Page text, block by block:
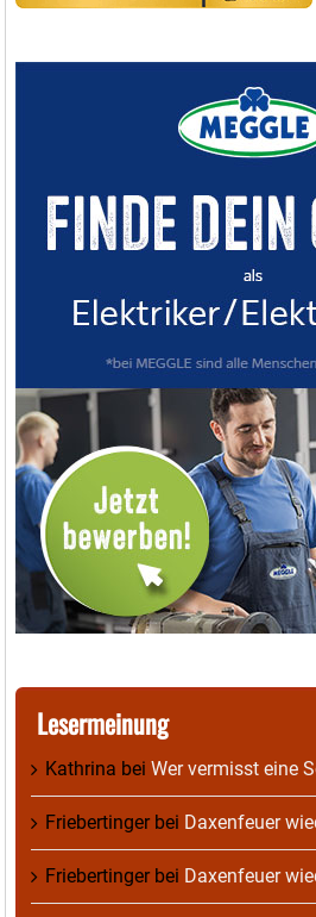
Lesermeinung
Kathrina bei Wer vermisst eine
Friebertingerbei Daxenfeuer
Friebertingerbei Daxenfeuer